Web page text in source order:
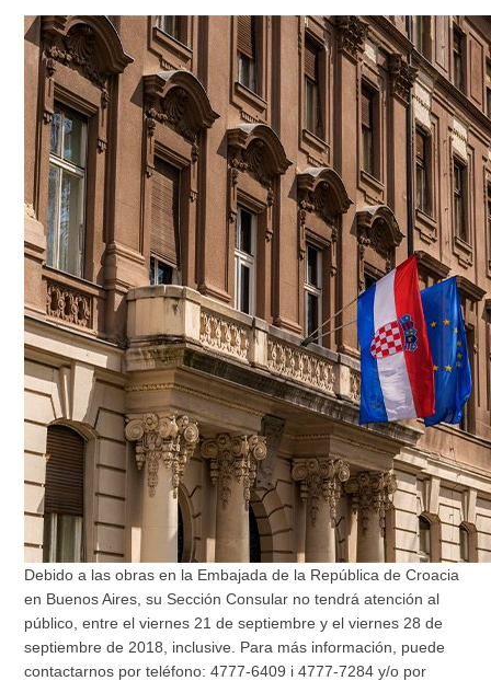
Debido a las obras en la Embajada de la República de Croacia
en Buenos Aires, su Sección Consular no tendrá atención al
público, entre el viernes 21 de septiembre y el viernes 28 de
septiembre de 2018, inclusive. Para más información, puede
contactarnos por teléfono: 4777-6409 i 4777-7284 y/o por